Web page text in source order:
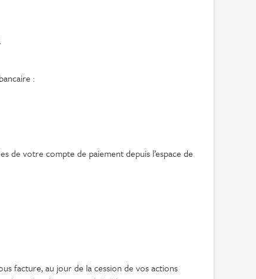
:
de votre compte de paiement depuis l’espace de
facture, au jour de la cession de vos actions